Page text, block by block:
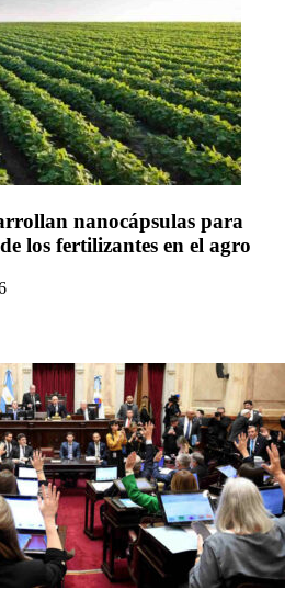
nanocápsulas para
los fertilizantes en el agro